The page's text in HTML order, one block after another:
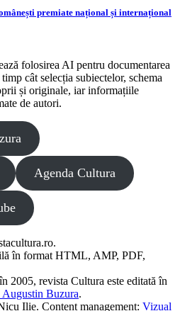
premiate național și internațional
folosirea AI pentru documentarea
cât selecția subiectelor, schema
și originale, iar informațiile
de autori.
Agenda Cultura
în format HTML, AMP, PDF,
2005, revista Cultura este editată în
Buzura.
Ilie. Content management: Vizual